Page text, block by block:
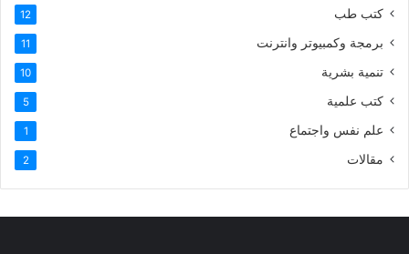
كتب طب 12
برمجة وكمبيوتر وانترنت 11
تنمية بشرية 10
كتب علمية 5
علم نفس واجتماع 1
مقالات 2